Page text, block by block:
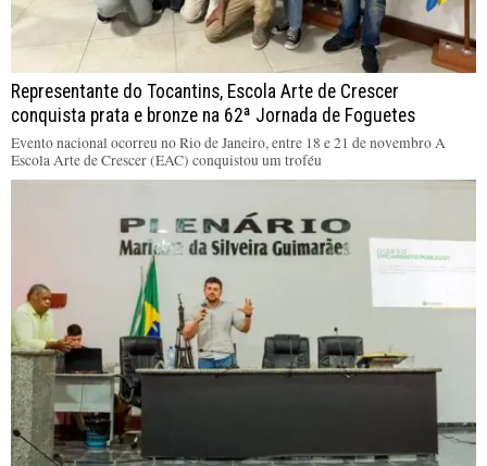
Representante do Tocantins, Escola Arte de Crescer
conquista prata e bronze na 62ª Jornada de Foguetes
Evento nacional ocorreu no Rio de Janeiro, entre 18 e 21 de novembro A
Escola Arte de Crescer (EAC) conquistou um troféu